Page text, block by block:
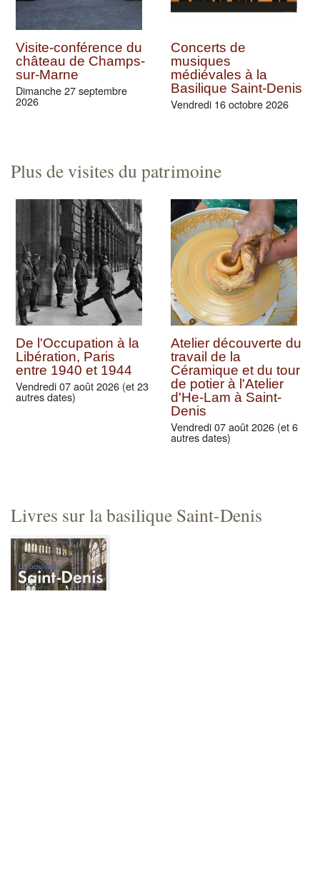
Visite-conférence du
château de Champs-
sur-Marne
Dimanche 27 septembre
2026
Concerts de
musiques
médiévales à la
Basilique Saint-Denis
Vendredi 16 octobre 2026
Plus de visites du patrimoine
De l'Occupation à la
Libération, Paris
entre 1940 et 1944
Vendredi 07 août 2026 (et 23
autres dates)
Atelier découverte du
travail de la
Céramique et du tour
de potier à l'Atelier
d'He-Lam à Saint-
Denis
Vendredi 07 août 2026 (et 6
autres dates)
Livres sur la basilique Saint-Denis